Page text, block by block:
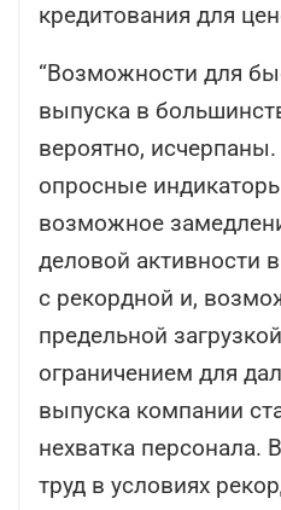
кредитования для
“Возможности для
выпуска в
вероятно,
опросные
возможное
деловой активности
с рекордной и,
предельной
ограничением для
выпуска компании
нехватка персонала.
труд в условиях